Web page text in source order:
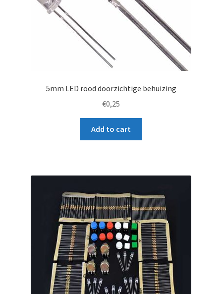
5mm LED rood doorzichtige behuizing
€0,25
Add to cart